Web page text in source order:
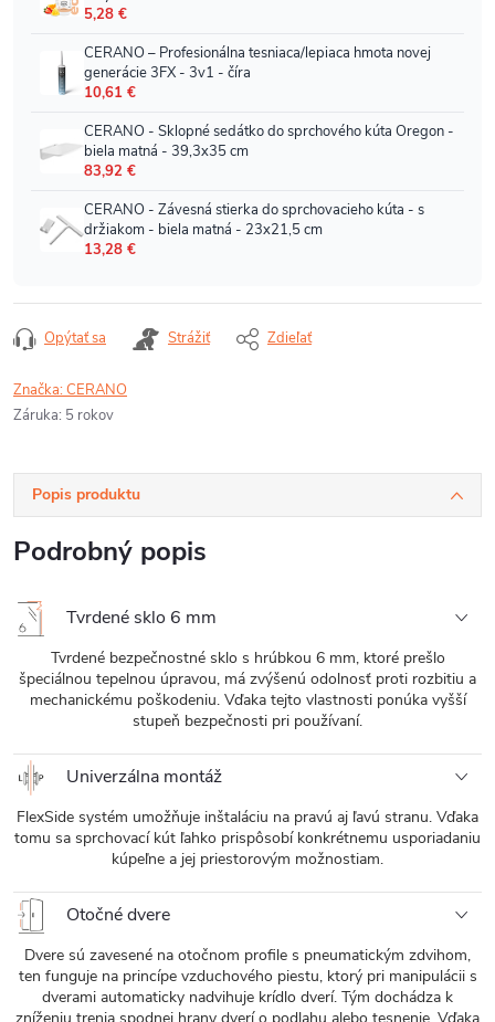
Opýtať sa Strážiť Zdieľať
Značka:CERANO
Záruka: 5 rokov
Popis produktu
Podrobný popis
Tvrdené sklo 6 mm
Tvrdené bezpečnostné sklo s hrúbkou 6 mm, ktoré prešlo
špeciálnou tepelnou úpravou, má zvýšenú odolnosť proti rozbitiu a
mechanickému poškodeniu. Vďaka tejto vlastnosti ponúka vyšší
stupeň bezpečnosti pri používaní.
Univerzálna montáž
FlexSide systém umožňuje inštaláciu na pravú aj ľavú stranu. Vďaka
tomu sa sprchovací kút ľahko prispôsobí konkrétnemu usporiadaniu
kúpeľne a jej priestorovým možnostiam.
Otočné dvere
Dvere sú zavesené na otočnom profile s pneumatickým zdvihom,
ten funguje na princípe vzduchového piestu, ktorý pri manipulácii s
dverami automaticky nadvihuje krídlo dverí. Tým dochádza k